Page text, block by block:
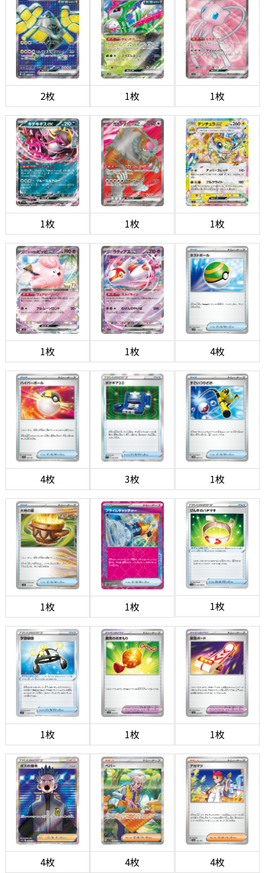
2枚 1枚 1枚
1枚 1枚 1枚
1枚 1枚 4枚
4枚 3枚 1枚
1枚 1枚 1枚
1枚 1枚 1枚
4枚 4枚 4枚